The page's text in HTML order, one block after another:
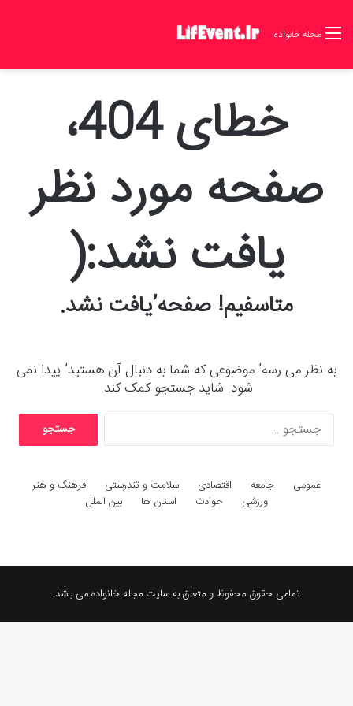
مجله خانواده
خطای 404،
صفحه مورد نظر
یافت نشد:(
متاسفیم! صفحه’یافت نشد.
به نظر می رسه’ موضوعی که شما به دنبال آن هستید’ پیدا نمی
شود. شاید جستجو کمک کند.
ب
:
عمومی جامعه اقتصادی سلامت و تندرستی
فرهنگ و هنر
ورزشی
حوادث استان ها بین الملل
تمامی حقوق محفوظ و متعلق به سایت مجله خانواده می باشد.